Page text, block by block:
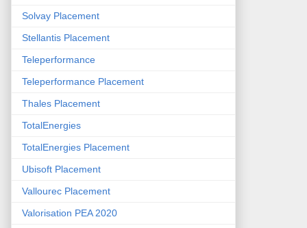
Solvay Placement
Stellantis Placement
Teleperformance
Teleperformance Placement
Thales Placement
TotalEnergies
TotalEnergies Placement
Ubisoft Placement
Vallourec Placement
Valorisation PEA 2020